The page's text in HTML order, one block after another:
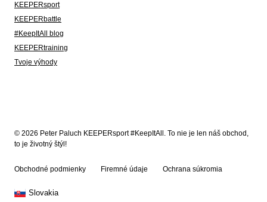
KEEPERsport
KEEPERbattle
#KeepItAll blog
KEEPERtraining
Tvoje výhody
© 2026 Peter Paluch KEEPERsport #KeepItAll. To nie je len náš obchod,
to je životný štýl!
Obchodné podmienky Firemné údaje Ochrana súkromia
Slovakia